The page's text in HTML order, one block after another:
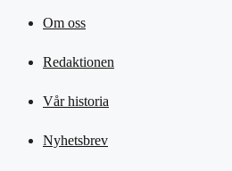
Om oss
Redaktionen
Vår historia
Nyhetsbrev